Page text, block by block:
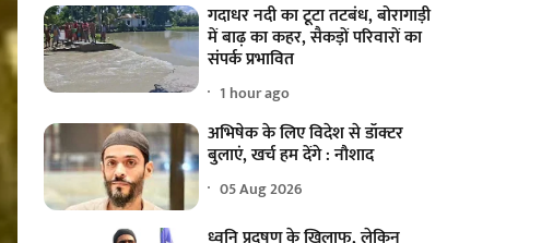
गदाधर नदी का टूटा तटबंध, बोरागाड़ी
में बाढ़ का कहर, सैकड़ों परिवारों का
संपर्क प्रभावित
1 hour ago
अभिषेक के लिए विदेश से डॉक्टर
बुलाएं, खर्च हम देंगे : नौशाद
05 Aug 2026